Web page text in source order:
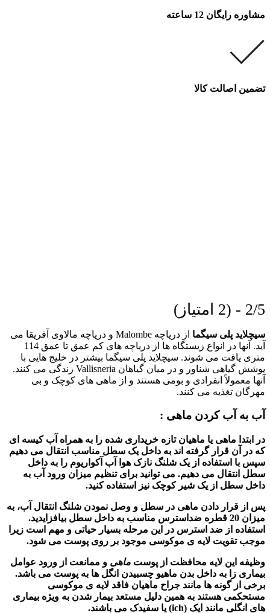
مشاوره رایگان 12 ساعته
تضمین اصالت کالا
2/5 - (2 امتیاز)
سیچلاید پلی سیگما
از دریاچه Malombe و دریاچه مالاوی آفریقا می
آید. آنها در انواع زیستگاه ها از دریاچه های کم عمق تا عمق 114
متری یافت می شوند. سیچلاید پلی سیگما بیشتر در خلیج هایی با
پوشش گیاهی شناور و در میان گیاهان Vallisneria زندگی می کنند.
آنها معمولاً انفرادی و بومی هستند و از ماهی های کوچک و بی
مهرگان تغذیه می کنند.
آب به آب کردن ماهی :
در ابتدا ماهی یا ماهیان تازه خریداری شده را به همراه آب کیسه ای
که در آن قرار گرفته اند به داخل یک سطل مناسب انتقال می دهیم
سپس با استفاده از یک شلنگ نازک هوا آب آکواریوم را به داخل
سطل انتقال می دهیم. می توانید برای تنظیم میزان ورود آب به
داخل سطل از یک شیر کوچک نیز استفاده کنید.
پس از قرار دادن ماهی در سطل و وصل نمودن شلنگ انتقال آب، به
میزان 20 قطره ضداسترس مناسب به داخل سطل بیافزایدید.
استفاده از ضد استرس در این مرحله بسیار حیاتی و مهم است زیرا
موجب تقویت لایه ی موکوسی موجود بر روی پوست می شود.
وظیفه این لایه محافظت از پوست ماهی و ممانعت از ورود عوامل
بیماری زا به داخل بدن ماهیو چسبیدن انگل ها به پوست می باشد.
برخی از گونه ها مانند جراح ماهیان فاقد لایه ی موکوسی
مستحکمی هستند به همین دلیل مستعد بیمار شدن به ویژه بیماری
های انگلی مانند ایک (ich) یا سفیدک می باشند.